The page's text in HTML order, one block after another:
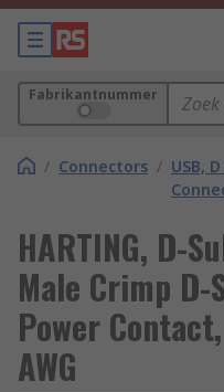
Fabrikantnummer
/ Connectors / USB,
HARTING, D-
Male Crimp D-
Power
AWG